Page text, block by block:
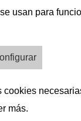
usan para
más.